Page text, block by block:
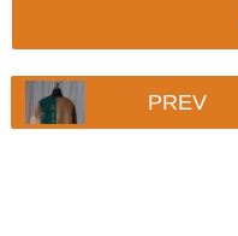
PREV